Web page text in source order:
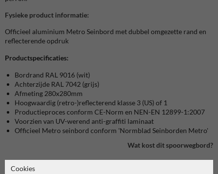
Fysieke product informatie:
Officieel aluminium Metro Seinbord met dubbel omgezette rand en
reflecterende opdruk
Productspecificaties:
Bordrand RAL 9016 (wit)
Achterzijde RAL 7042 (grijs)
Afmeting 280x280mm
Hoogwaardig (retro-)reflecterend klasse 3 (US) of 1
Productieproces conform CE-Norm en NEN-EN 12899-1:2007
Voorzien van UV-werend anti-graffiti laminaat
Officieel Metro seinbord conform 'Normblad Seinborden Metro'
Wat kost dit spoorwegbord?
Cookies